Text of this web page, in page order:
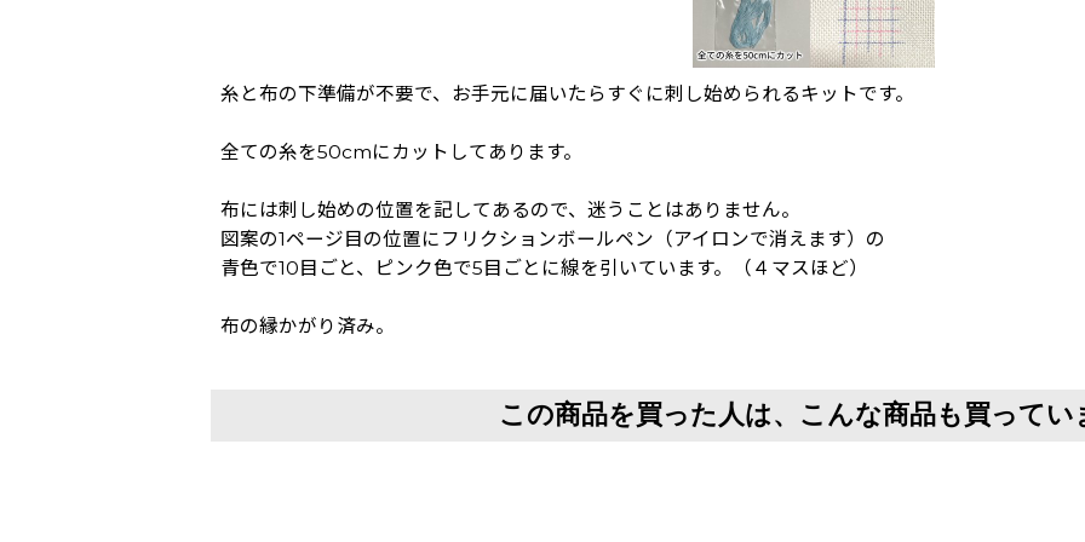
糸と布の下準備が不要で、お手元に届いたらすぐに刺し始められるキットです。
全ての糸を50cmにカットしてあります。
布には刺し始めの位置を記してあるので、迷うことはありません。
図案の1ページ目の位置にフリクションボールペン（アイロンで消えます）の
青色で10目ごと、ピンク色で5目ごとに線を引いています。（４マスほど）
布の縁かがり済み。
この商品を買った人は、こんな商品も買ってい